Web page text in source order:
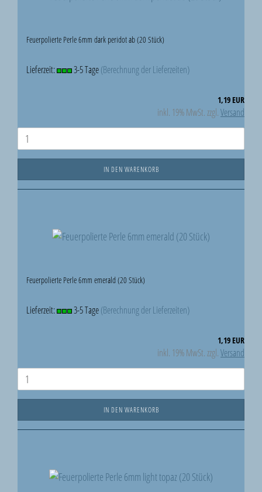
Feuerpolierte Perle 6mm dark peridot ab (20 Stück)
Lieferzeit: 3-5 Tage(Berechnung der Lieferzeiten)
1,19 EUR
inkl. 19% MwSt. zzgl.Versand
IN DEN WARENKORB
Feuerpolierte Perle 6mm emerald (20 Stück)
Lieferzeit: 3-5 Tage(Berechnung der Lieferzeiten)
1,19 EUR
inkl. 19% MwSt. zzgl.Versand
IN DEN WARENKORB